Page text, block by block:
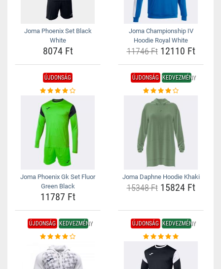
Joma Phoenix Set Black
White
8074 Ft
Joma Championship IV
Hoodie Royal White
11746 Ft12110 Ft
ÚJDONSÁG
Joma Phoenix Gk Set Fluor
Green Black
11787 Ft
ÚJDONSÁG KEDVEZMÉNY
Joma Daphne Hoodie Khaki
15348 Ft15824 Ft
ÚJDONSÁG KEDVEZMÉNY ÚJDONSÁG KEDVEZMÉNY